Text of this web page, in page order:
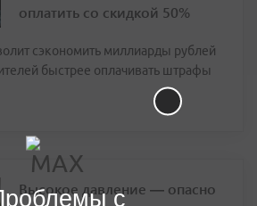
оплатить со скидкой 50%
сэкономить миллиарды рублей
быстрее оплачивать штрафы
Высокое давление — опасно
с